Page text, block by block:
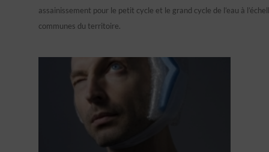
assainissement pour le petit cycle et le grand cycle de l’eau à
communes du territoire.